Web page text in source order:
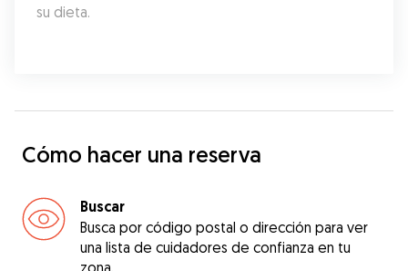
su dieta.
Cómo hacer una reserva
Buscar
Busca por código postal o dirección para ver
una lista de cuidadores de confianza en tu
zona.